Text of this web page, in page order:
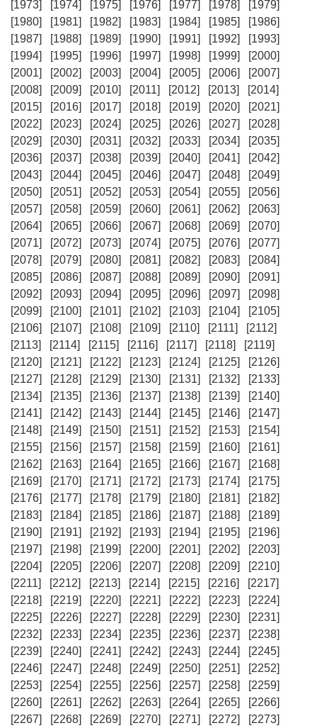
[1973] [1974] [1975] [1976] [1977] [1978]
[1979]
[1980]
[1981] [1982] [1983] [1984] [1985]
[1986]
[1987]
[1988] [1989] [1990] [1991] [1992]
[1993]
[1994]
[1995] [1996] [1997] [1998] [1999]
[2000]
[2001]
[2002] [2003] [2004] [2005] [2006]
[2007]
[2008]
[2009] [2010] [2011] [2012] [2013]
[2014]
[2015]
[2016] [2017] [2018] [2019] [2020]
[2021]
[2022]
[2023] [2024] [2025] [2026] [2027]
[2028]
[2029]
[2030] [2031] [2032] [2033] [2034]
[2035]
[2036]
[2037] [2038] [2039] [2040] [2041]
[2042]
[2043]
[2044] [2045] [2046] [2047] [2048]
[2049]
[2050]
[2051] [2052] [2053] [2054] [2055]
[2056]
[2057]
[2058] [2059] [2060] [2061] [2062]
[2063]
[2064]
[2065] [2066] [2067] [2068] [2069]
[2070]
[2071]
[2072] [2073] [2074] [2075] [2076]
[2077]
[2078]
[2079] [2080] [2081] [2082] [2083]
[2084]
[2085]
[2086] [2087] [2088] [2089] [2090]
[2091]
[2092]
[2093] [2094] [2095] [2096] [2097]
[2098]
[2099]
[2100] [2101] [2102] [2103] [2104]
[2105]
[2106]
[2107] [2108] [2109] [2110] [2111]
[2112]
[2113]
[2114] [2115] [2116] [2117] [2118]
[2119]
[2120]
[2121] [2122] [2123] [2124] [2125]
[2126]
[2127]
[2128] [2129] [2130] [2131] [2132]
[2133]
[2134]
[2135] [2136] [2137] [2138] [2139]
[2140]
[2141]
[2142] [2143] [2144] [2145] [2146]
[2147]
[2148]
[2149] [2150] [2151] [2152] [2153]
[2154]
[2155]
[2156] [2157] [2158] [2159] [2160]
[2161]
[2162]
[2163] [2164] [2165] [2166] [2167]
[2168]
[2169]
[2170] [2171] [2172] [2173] [2174]
[2175]
[2176]
[2177] [2178] [2179] [2180] [2181]
[2182]
[2183]
[2184] [2185] [2186] [2187] [2188]
[2189]
[2190]
[2191] [2192] [2193] [2194] [2195]
[2196]
[2197]
[2198] [2199] [2200] [2201] [2202]
[2203]
[2204]
[2205] [2206] [2207] [2208] [2209]
[2210]
[2211]
[2212] [2213] [2214] [2215] [2216]
[2217]
[2218]
[2219] [2220] [2221] [2222] [2223]
[2224]
[2225]
[2226] [2227] [2228] [2229] [2230]
[2231]
[2232]
[2233] [2234] [2235] [2236] [2237]
[2238]
[2239]
[2240] [2241] [2242] [2243] [2244]
[2245]
[2246]
[2247] [2248] [2249] [2250] [2251]
[2252]
[2253]
[2254] [2255] [2256] [2257] [2258]
[2259]
[2260]
[2261] [2262] [2263] [2264] [2265]
[2266]
[2267]
[2268] [2269] [2270] [2271] [2272]
[2273]